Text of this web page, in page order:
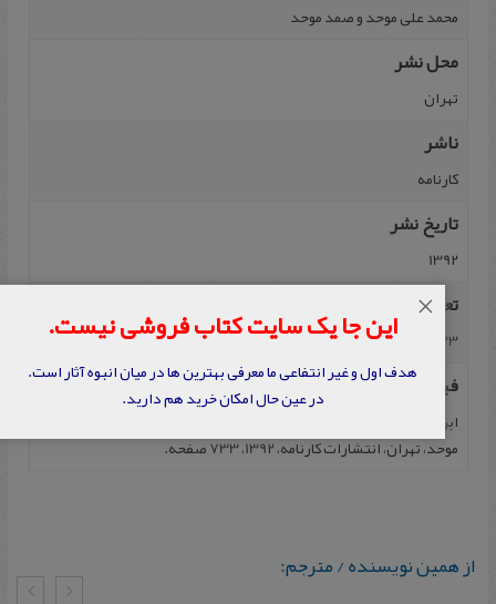
محمد علی موحد و صمد موحد
محل نشر
تهران
ناشر
کارنامه
تاریخ نشر
1392
تعداد صفحه
733
فیپا
ابن عربی، محیی الدین، فصوص الحکم، ترجمه محمد علی موحد و صمد
موحد، تهران، انتشارات کارنامه، 1392، 733 صفحه.
از همین نویسنده / مترجم:
این جا یک سایت کتاب فروشی نیست.
هدف اول و غیر انتفاعی ما معرفی بهترین ها در میان انبوه آثار است.
در عین حال امکان خرید هم دارید.
×